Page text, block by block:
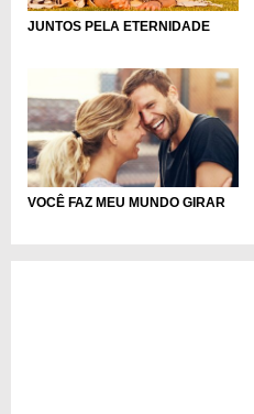
JUNTOS PELA ETERNIDADE
VOCÊ FAZ MEU MUNDO GIRAR